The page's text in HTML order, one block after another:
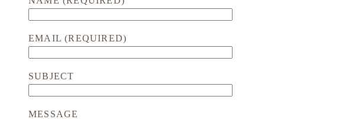
EMAIL (REQUIRED)
SUBJECT
MESSAGE